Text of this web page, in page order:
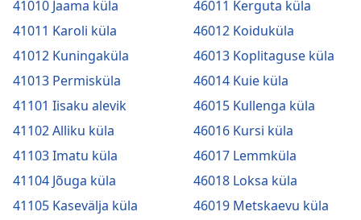
41010 Jaama küla
41011 Karoli küla
41012 Kuningaküla
41013 Permisküla
41101 Iisaku alevik
41102 Alliku küla
41103 Imatu küla
41104 Jõuga küla
41105 Kasevälja küla
46011 Kerguta küla
46012 Koiduküla
46013 Koplitaguse küla
46014 Kuie küla
46015 Kullenga küla
46016 Kursi küla
46017 Lemmküla
46018 Loksa küla
46019 Metskaevu küla